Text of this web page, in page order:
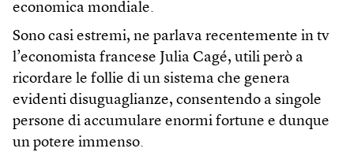
economica mondiale.
Sono casi estremi, ne parlava recentemente in tv
l’economista francese Julia Cagé, utili però a
ricordare le follie di un sistema che genera
evidenti disuguaglianze, consentendo a singole
persone di accumulare enormi fortune e dunque
un potere immenso.